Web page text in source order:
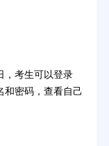
考生可以登录
和密码，查看自己